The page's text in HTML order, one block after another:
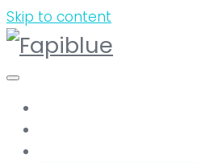
Skip to content